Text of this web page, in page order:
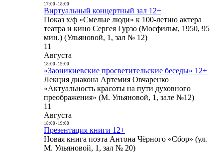
17:00- 18:00
Виртуальный концертный зал 12+
Показ х/ф «Смелые люди» к 100-летию актера
театра и кино Сергея Гурзо (Мосфильм, 1950, 95
мин.) (Ульяновой, 1, зал № 12)
11
Августа
18:00- 19:00
«Заоникиевские просветительские беседы» 12+
Лекция диакона Артемия Овчаренко
«Актуальность красоты на пути духовного
преображения» (М. Ульяновой, 1, зале №12)
11
Августа
18:00- 19:00
Презентация книги 12+
Новая книга поэта Антона Чёрного «Сбор» (ул.
М. Ульяновой, 1, зал № 20)